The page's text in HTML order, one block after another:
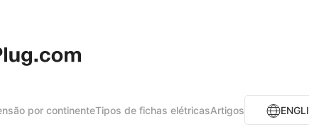
por continenteTipos de fichas elétricasArtigos